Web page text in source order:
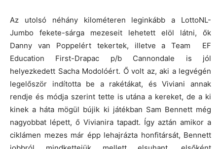
Az utolsó néhány kilométeren leginkább a LottoNL-
Jumbo fekete-sárga mezeseit lehetett elöl látni, ők
Danny van Poppelért tekertek, illetve a Team EF
Education First-Drapac p/b Cannondale is jól
helyezkedett Sacha Modolóért. Ő volt az, aki a legvégén
legelőször indította be a rakétákat, és Viviani annak
rendje és módja szerint tette is utána a kereket, de a ki
kinek a háta mögül bújik ki játékban Sam Bennett még
nagyobbat lépett, ő Vivianira tapadt. Így aztán amikor a
ciklámen mezes már épp lehajrázta honfitársát, Bennett